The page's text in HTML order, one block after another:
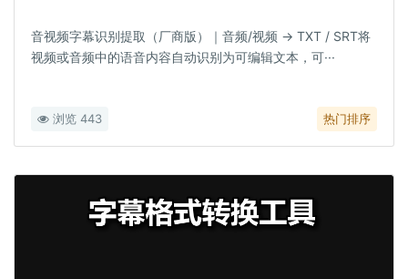
音视频字幕识别提取（厂商版）｜音频/视频 → TXT / SRT将
视频或音频中的语音内容自动识别为可编辑文本，可···
浏览 443 热门排序